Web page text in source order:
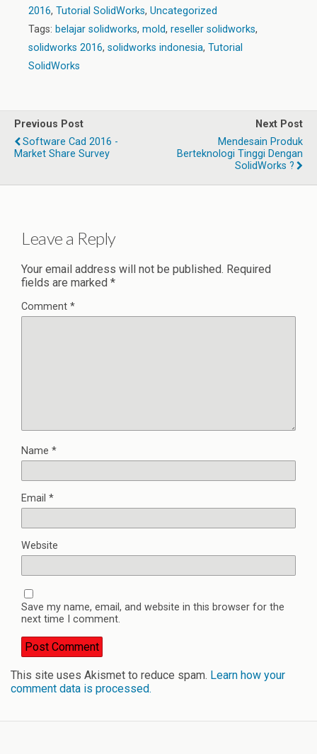
2016, Tutorial SolidWorks, Uncategorized
Tags: belajar solidworks, mold, reseller solidworks,
solidworks 2016, solidworks indonesia, Tutorial
SolidWorks
Previous Post
Software Cad 2016 -
Market Share Survey
Next Post
Mendesain Produk
Berteknologi Tinggi Dengan
SolidWorks ?
Leave a Reply
Your email address will not be published. Required
fields are marked *
Comment *
Name *
Email *
Website
Save my name, email, and website in this browser for the
next time I comment.
This site uses Akismet to reduce spam. Learn how your
comment data is processed.